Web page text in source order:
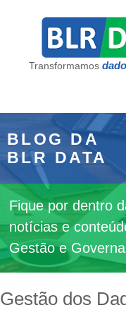
Transformamos
BLOG DA
BLR DATA
Fique por dentro
notícias e
Gestão e
Gestão dos